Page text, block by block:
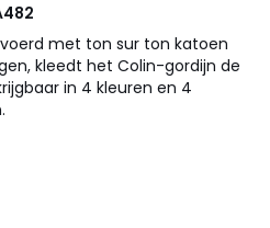
met ton sur ton katoen
kleedt het Colin-gordijn de
in 4 kleuren en 4
(gordijnen geleverd met